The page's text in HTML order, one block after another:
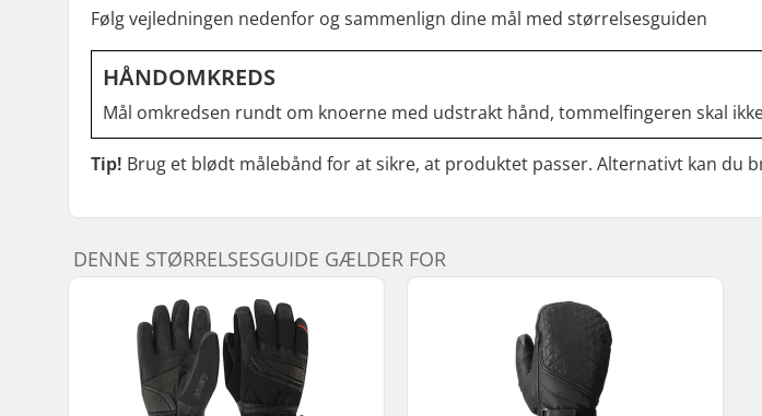
Følg vejledningen nedenfor og sammenlign dine mål med størrelsesguiden
HÅNDOMKREDS
Mål omkredsen rundt om knoerne med udstrakt hånd, tommelfingeren skal
Tip! Brug et blødt målebånd for at sikre, at produktet passer. Alternativt kan du
DENNE STØRRELSESGUIDE GÆLDER FOR